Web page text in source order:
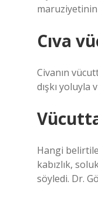
Cıva
Civanın
dışkı yoluyla
Hangi
kabızlık,
söyledi. Dr.